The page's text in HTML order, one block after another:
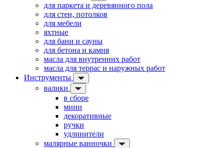
для паркета и деревянного пола
для стен, потолков
для мебели
яхтные
для бани и сауны
для бетона и камня
масла для внутренних работ
масла для террас и наружных работ
Инструменты
валики
в сборе
мини
декоративные
ручки
удлинители
малярные ванночки